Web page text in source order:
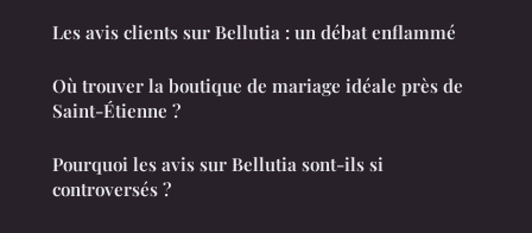
Les avis clients sur Bellutia : un débat enflammé
Où trouver la boutique de mariage idéale près de
Saint-Étienne ?
Pourquoi les avis sur Bellutia sont-ils si
controversés ?